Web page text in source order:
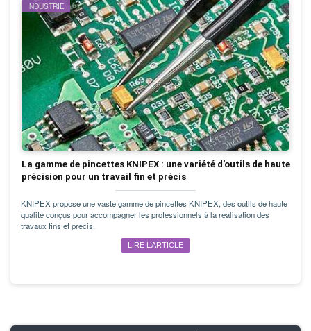
INDUSTRIE
La gamme de pincettes KNIPEX : une variété d’outils de haute
précision pour un travail fin et précis
KNIPEX propose une vaste gamme de pincettes KNIPEX, des outils de haute
qualité conçus pour accompagner les professionnels à la réalisation des
travaux fins et précis.
LIRE L’ARTICLE